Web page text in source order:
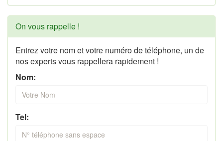
On vous rappelle !
Entrez votre nom et votre numéro de téléphone, un de
nos experts vous rappellera rapidement !
Nom:
Tel: